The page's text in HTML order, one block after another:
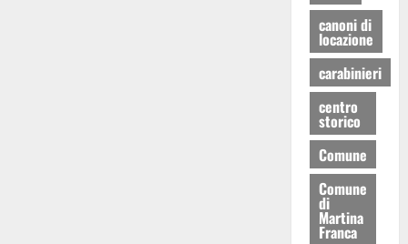
canoni di
locazione
carabinieri
centro
storico
Comune
Comune
di
Martina
Franca